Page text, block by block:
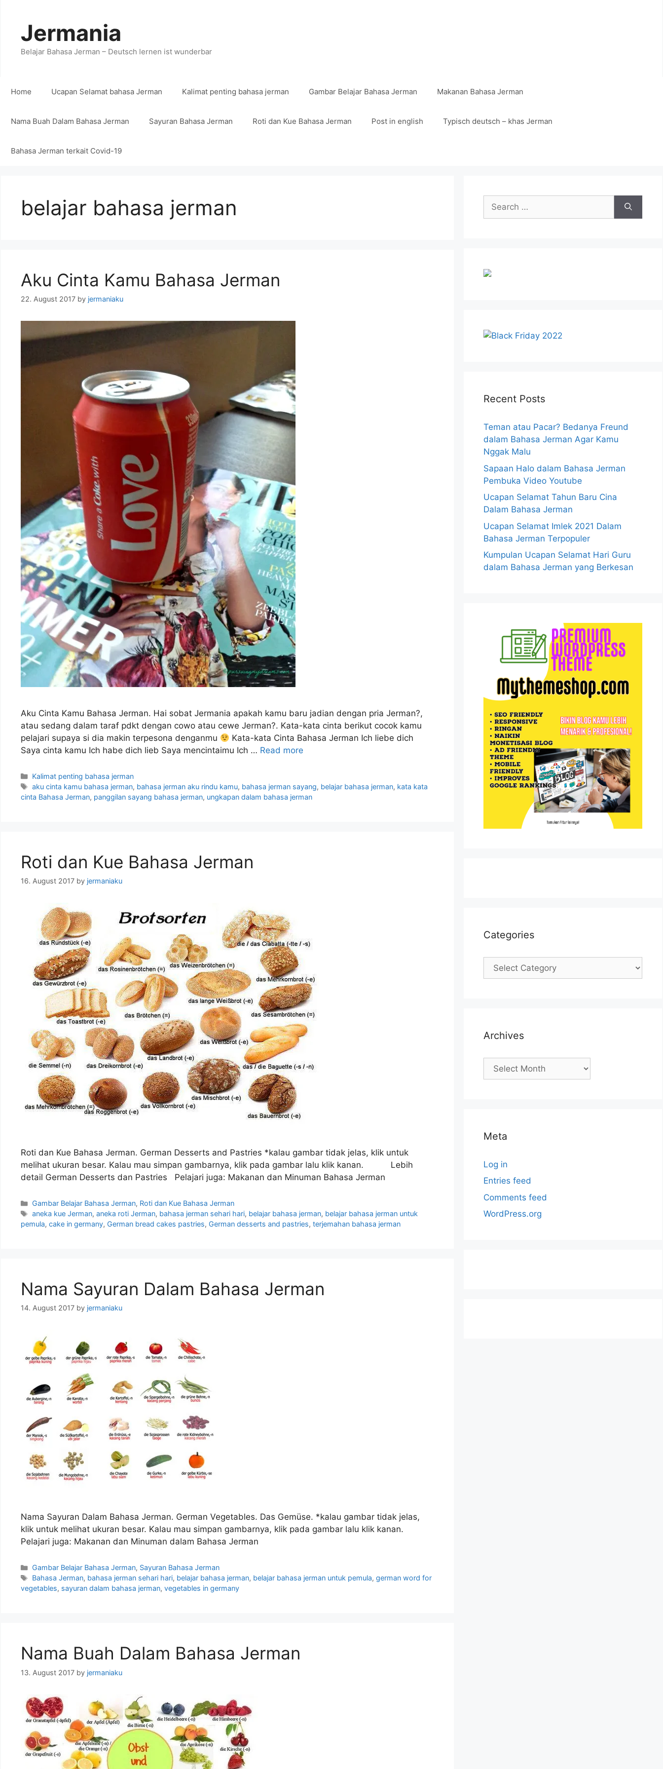
Jermania
Belajar Bahasa Jerman – Deutsch lernen ist wunderbar
Home Ucapan Selamat bahasa Jerman Kalimat penting bahasa jerman Gambar Belajar Bahasa Jerman Makanan Bahasa Jerman
Nama Buah Dalam Bahasa Jerman Sayuran Bahasa Jerman Roti dan Kue Bahasa Jerman Post in english Typisch deutsch – khas Jerman
Bahasa Jerman terkait Covid-19
belajar bahasa jerman
Aku Cinta Kamu Bahasa Jerman
22. August 2017 by jermaniaku
Aku Cinta Kamu Bahasa Jerman. Hai sobat Jermania apakah kamu baru jadian dengan pria Jerman?,
atau sedang dalam taraf pdkt dengan cowo atau cewe Jerman?. Kata-kata cinta berikut cocok kamu
pelajari supaya si dia makin terpesona denganmu
Kata-kata Cinta Bahasa Jerman Ich liebe dich
Saya cinta kamu Ich habe dich lieb Saya mencintaimu Ich … Read more
Categories
Kalimat penting bahasa jerman
Tags
aku cinta kamu bahasa jerman, bahasa jerman aku rindu kamu, bahasa jerman sayang, belajar bahasa jerman, kata kata
cinta Bahasa Jerman, panggilan sayang bahasa jerman, ungkapan dalam bahasa jerman
Roti dan Kue Bahasa Jerman
16. August 2017 by jermaniaku
Roti dan Kue Bahasa Jerman. German Desserts and Pastries *kalau gambar tidak jelas, klik untuk
melihat ukuran besar. Kalau mau simpan gambarnya, klik pada gambar lalu klik kanan. Lebih
detail German Desserts dan Pastries Pelajari juga: Makanan dan Minuman Bahasa Jerman
Categories
Gambar Belajar Bahasa Jerman, Roti dan Kue Bahasa Jerman
Tags
aneka kue Jerman,aneka roti Jerman, bahasa jerman sehari hari, belajar bahasa jerman, belajar bahasa jerman untuk
pemula, cake in germany, German bread cakes pastries, German desserts and pastries, terjemahan bahasa jerman
Nama Sayuran Dalam Bahasa Jerman
14. August 2017 by jermaniaku
Nama Sayuran Dalam Bahasa Jerman. German Vegetables. Das Gemüse. *kalau gambar tidak jelas,
klik untuk melihat ukuran besar. Kalau mau simpan gambarnya, klik pada gambar lalu klik kanan.
Pelajari juga: Makanan dan Minuman dalam Bahasa Jerman
Categories
Gambar Belajar Bahasa Jerman, Sayuran Bahasa Jerman
Tags
Bahasa Jerman, bahasa jerman sehari hari, belajar bahasa jerman, belajar bahasa jerman untuk pemula,german word for
vegetables, sayuran dalam bahasa jerman, vegetables in germany
Nama Buah Dalam Bahasa Jerman
13. August 2017 by jermaniaku
Search
for:
Recent Posts
Teman atau Pacar? Bedanya Freund
dalam Bahasa Jerman Agar Kamu
Nggak Malu
Sapaan Halo dalam Bahasa Jerman
Pembuka Video Youtube
Ucapan Selamat Tahun Baru Cina
Dalam Bahasa Jerman
Ucapan Selamat Imlek 2021 Dalam
Bahasa Jerman Terpopuler
Kumpulan Ucapan Selamat Hari Guru
dalam Bahasa Jerman yang Berkesan
Categories
Categories
Archives
Archives
Meta
Log in
Entries feed
Comments feed
WordPress.org